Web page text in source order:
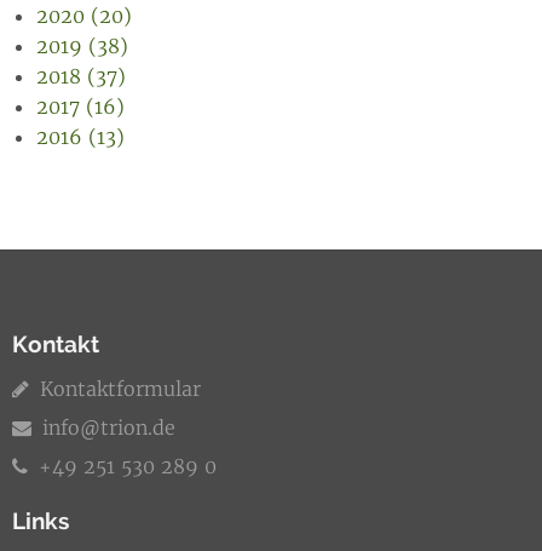
2020 (20)
2019 (38)
2018 (37)
2017 (16)
2016 (13)
Kontakt
Kontaktformular
info@trion.de
+49 251 530 289 0
Links